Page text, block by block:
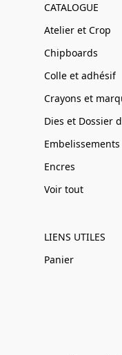
CATALOGUE
Atelier et Crop
Chipboards
Colle et adhésif
Crayons et
Dies et Dossier
Embelissements
Encres
Voir tout
LIENS UTILES
Panier